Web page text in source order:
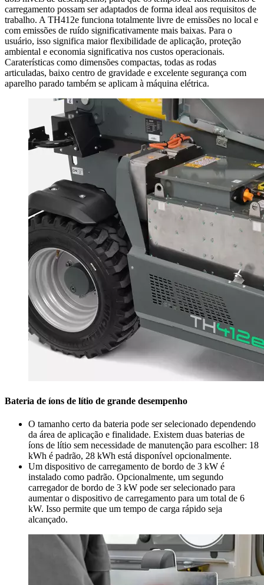
carregamento possam ser adaptados de forma ideal aos requisitos de
trabalho. A TH412e funciona totalmente livre de emissões no local e
com emissões de ruído significativamente mais baixas. Para o
usuário, isso significa maior flexibilidade de aplicação, proteção
ambiental e economia significativa nos custos operacionais.
Caraterísticas como dimensões compactas, todas as rodas
articuladas, baixo centro de gravidade e excelente segurança com
aparelho parado também se aplicam à máquina elétrica.
Bateria de íons de lítio de grande desempenho
O tamanho certo da bateria pode ser selecionado dependendo
da área de aplicação e finalidade. Existem duas baterias de
íons de lítio sem necessidade de manutenção para escolher: 18
kWh é padrão, 28 kWh está disponível opcionalmente.
Um dispositivo de carregamento de bordo de 3 kW é
instalado como padrão. Opcionalmente, um segundo
carregador de bordo de 3 kW pode ser selecionado para
aumentar o dispositivo de carregamento para um total de 6
kW. Isso permite que um tempo de carga rápido seja
alcançado.